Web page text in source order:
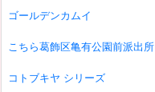
ゴールデンカムイ
こちら葛飾区亀有公園前派出所
コトブキヤ シリーズ